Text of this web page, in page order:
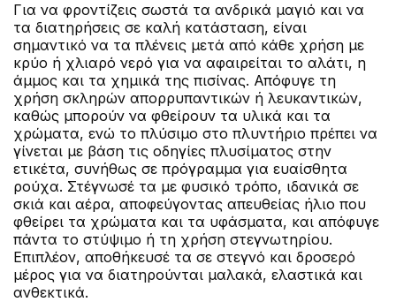
Για να φροντίζεις σωστά τα ανδρικά μαγιό και να
τα διατηρήσεις σε καλή κατάσταση, είναι
σημαντικό να τα πλένεις μετά από κάθε χρήση με
κρύο ή χλιαρό νερό για να αφαιρείται το αλάτι, η
άμμος και τα χημικά της πισίνας. Απόφυγε τη
χρήση σκληρών απορρυπαντικών ή λευκαντικών,
καθώς μπορούν να φθείρουν τα υλικά και τα
χρώματα, ενώ το πλύσιμο στο πλυντήριο πρέπει να
γίνεται με βάση τις οδηγίες πλυσίματος στην
ετικέτα, συνήθως σε πρόγραμμα για ευαίσθητα
ρούχα. Στέγνωσέ τα με φυσικό τρόπο, ιδανικά σε
σκιά και αέρα, αποφεύγοντας απευθείας ήλιο που
φθείρει τα χρώματα και τα υφάσματα, και απόφυγε
πάντα το στύψιμο ή τη χρήση στεγνωτηρίου.
Επιπλέον, αποθήκευσέ τα σε στεγνό και δροσερό
μέρος για να διατηρούνται μαλακά, ελαστικά και
ανθεκτικά.